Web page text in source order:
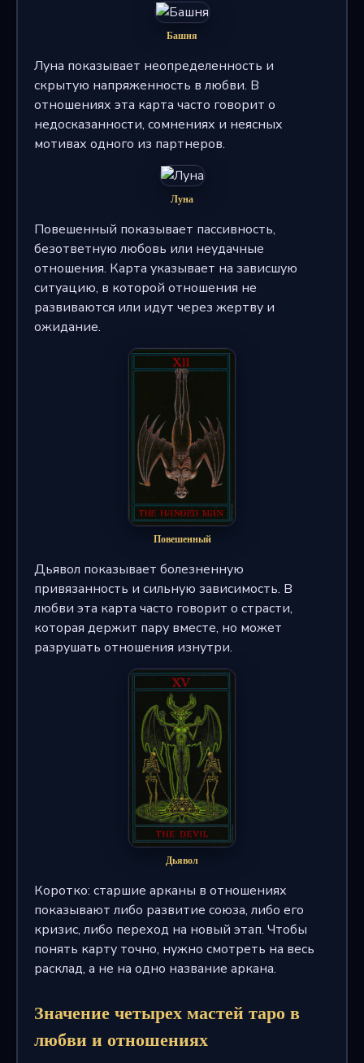
Башня
Луна показывает неопределенность и
скрытую напряженность в любви. В
отношениях эта карта часто говорит о
недосказанности, сомнениях и неясных
мотивах одного из партнеров.
Луна
Повешенный показывает пассивность,
безответную любовь или неудачные
отношения. Карта указывает на зависшую
ситуацию, в которой отношения не
развиваются или идут через жертву и
ожидание.
Повешенный
Дьявол показывает болезненную
привязанность и сильную зависимость. В
любви эта карта часто говорит о страсти,
которая держит пару вместе, но может
разрушать отношения изнутри.
Дьявол
Коротко: старшие арканы в отношениях
показывают либо развитие союза, либо его
кризис, либо переход на новый этап. Чтобы
понять карту точно, нужно смотреть на весь
расклад, а не на одно название аркана.
Значение четырех мастей таро в
любви и отношениях